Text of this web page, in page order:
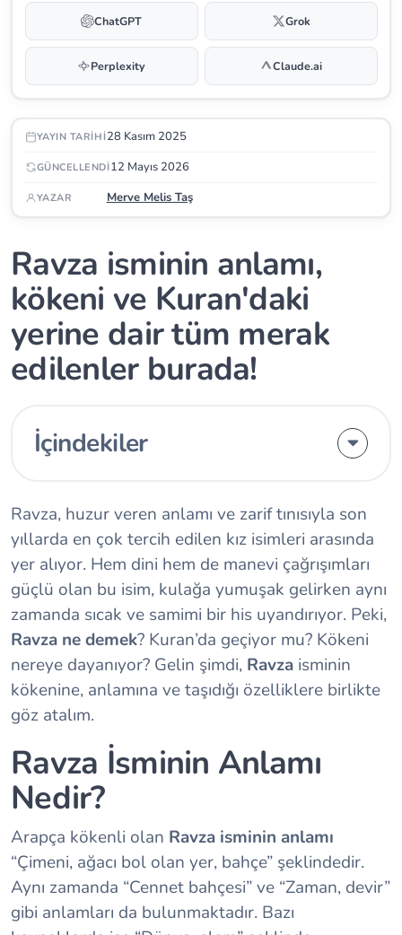
ChatGPT Grok
Perplexity Claude.ai
YAYIN TARIHI28 Kasım 2025
GÜNCELLENDI12 Mayıs 2026
YAZAR Merve Melis Taş
Ravza isminin anlamı,
kökeni ve Kuran'daki
yerine dair tüm merak
edilenler burada!
İçindekiler
Ravza, huzur veren anlamı ve zarif tınısıyla son
yıllarda en çok tercih edilen kız isimleri arasında
yer alıyor. Hem dini hem de manevi çağrışımları
güçlü olan bu isim, kulağa yumuşak gelirken aynı
zamanda sıcak ve samimi bir his uyandırıyor. Peki,
Ravza ne demek? Kuran’da geçiyor mu? Kökeni
nereye dayanıyor? Gelin şimdi, Ravza isminin
kökenine, anlamına ve taşıdığı özelliklere birlikte
göz atalım.
Ravza İsminin Anlamı
Nedir?
Arapça kökenli olan Ravza isminin anlamı
“Çimeni, ağacı bol olan yer, bahçe” şeklindedir.
Aynı zamanda “Cennet bahçesi” ve “Zaman, devir”
gibi anlamları da bulunmaktadır. Bazı